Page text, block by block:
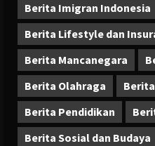
Berita Imigran Indonesia
Berita Lifestyle dan
Berita Mancanegara
Berita Olahraga
Berita Pendidikan
Berita Sosial dan Budaya